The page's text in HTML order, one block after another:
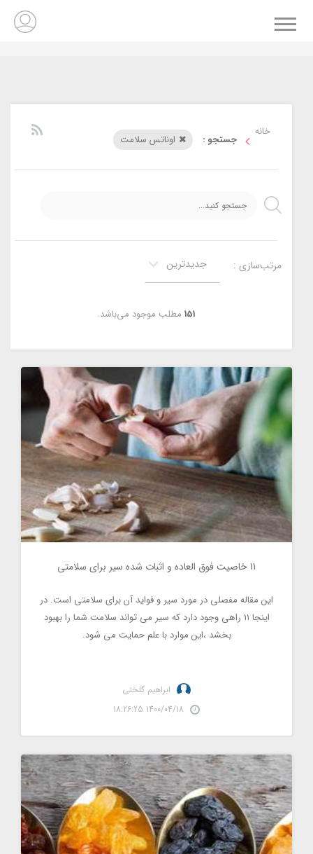
خانه
جستجو : اوناتس سلامت
مرتب‌سازی : جدیدترین
151 مطلب موجود می‌باشد.
2743 11 خاصیت فوق العاده و اثبات شده سیر برای سلامتی
این مقاله مفصلی در مورد سیر و فواید آن برای سلامتی است. در
اینجا 11 راهی وجود دارد که سیر می تواند سلامت شما را بهبود
بخشد ،این موارد با علم حمایت می شود.
ابراهیم گلخنی
1400/04/18 18:26:25